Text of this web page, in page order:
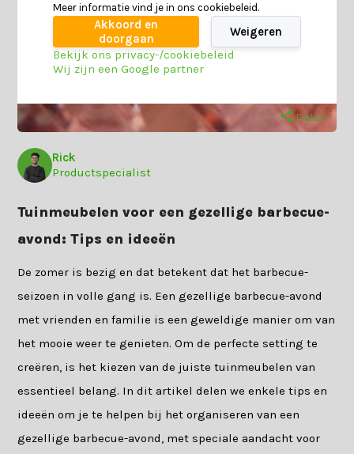
Delen
Rick
Productspecialist
Tuinmeubelen voor een gezellige barbecue-
avond: Tips en ideeën
De zomer is bezig en dat betekent dat het barbecue-
seizoen in volle gang is. Een gezellige barbecue-avond
met vrienden en familie is een geweldige manier om van
het mooie weer te genieten. Om de perfecte setting te
creëren, is het kiezen van de juiste tuinmeubelen van
essentieel belang. In dit artikel delen we enkele tips en
ideeën om je te helpen bij het organiseren van een
gezellige barbecue-avond, met speciale aandacht voor
Meer informatie vind je in ons cookiebeleid.
Akkoord en
doorgaan
Weigeren
Bekijk ons privacy-/cookiebeleid
Wij zijn een Google partner